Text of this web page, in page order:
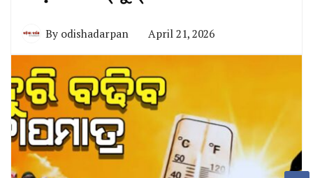
By odishadarpan April 21, 2026